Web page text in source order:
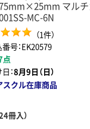
マルチ
MC-6N
（1件）
号：EK20579
点
：8月9日（日）
スクル在庫商品
冊入）